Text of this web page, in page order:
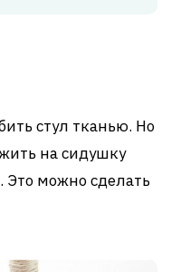
стул тканью. Но
на сидушку
Это можно сделать